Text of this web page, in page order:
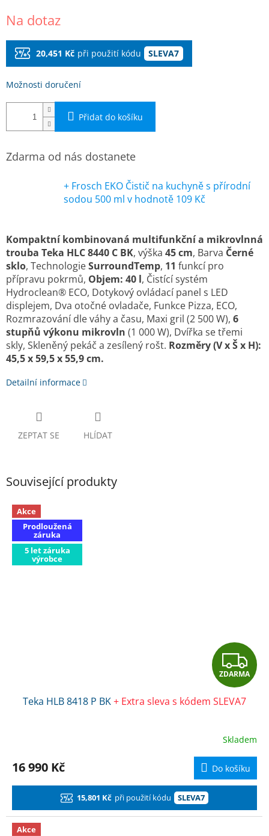
cena:
Na dotaz
20,451 Kč při použití kódu SLEVA7
Možnosti doručení
Přidat do košíku
Zdarma od nás dostanete
+ Frosch EKO Čistič na kuchyně s přírodní
sodou 500 ml v hodnotě 109 Kč
Kompaktní kombinovaná multifunkční a mikrovlnná
trouba Teka HLC 8440 C BK, výška 45 cm, Barva Černé
sklo, TechnologieSurroundTemp, 11 funkcí pro
přípravu pokrmů, Objem: 40 l, Čistící systém
Hydroclean® ECO, Dotykový ovládací panel s LED
displejem, Dva otočné ovladače, Funkce Pizza, ECO,
Rozmrazování dle váhy a času, Maxi gril (2 500 W), 6
stupňů výkonu mikrovln (1 000 W), Dvířka se třemi
skly, Skleněný pekáč a zesílený rošt. Rozměry (V x Š x H):
45,5 x 59,5 x 55,9 cm.
Detailní informace
ZEPTAT SE HLÍDAT
Související produkty
Akce
Prodloužená
záruka
5 let záruka
výrobce
Z
D
R
M
A
ZDARMA
Teka HLB 8418 P BK+ Extra sleva s kódem SLEVA7
Skladem
16 990 Kč Do košíku
15,801 Kč při použití kódu SLEVA7
Akce